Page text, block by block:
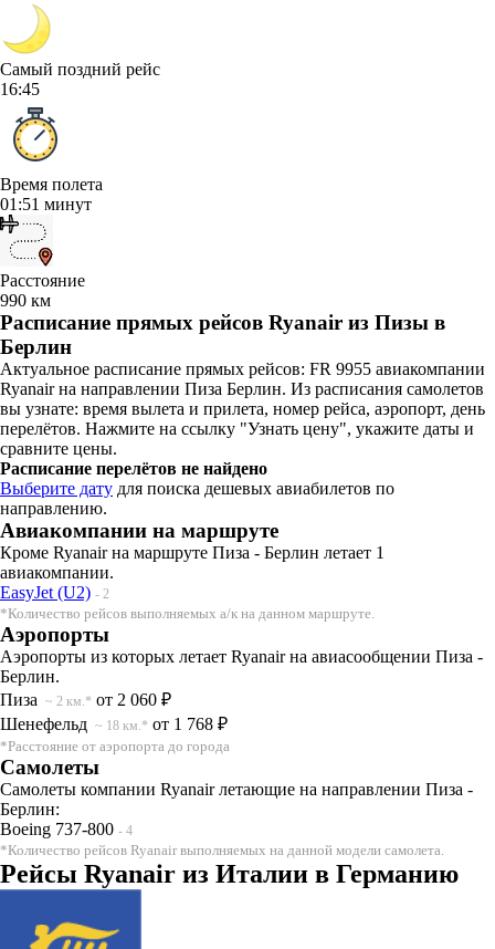
Самый поздний рейс
16:45
Время полета
01:51 минут
Расстояние
990 км
Расписание прямых рейсов Ryanair из Пизы в
Берлин
Актуальное расписание прямых рейсов: FR 9955 авиакомпании
Ryanair на направлении Пиза Берлин. Из расписания самолетов
вы узнате: время вылета и прилета, номер рейса, аэропорт, день
перелётов. Нажмите на ссылку "Узнать цену", укажите даты и
сравните цены.
Расписание перелётов не найдено
Выберите дату для поиска дешевых авиабилетов по
направлению.
Авиакомпании на маршруте
Кроме Ryanair на маршруте Пиза - Берлин летает 1
авиакомпании.
EasyJet (U2) - 2
*Количество рейсов выполняемых а/к на данном маршруте.
Аэропорты
Аэропорты из которых летает Ryanair на авиасообщении Пиза -
Берлин.
Пиза ~ 2 км.* от 2 060 ₽
Шенефельд ~ 18 км.* от 1 768 ₽
*Расстояние от аэропорта до города
Самолеты
Самолеты компании Ryanair летающие на направлении Пиза -
Берлин:
Boeing 737-800 - 4
*Количество рейсов Ryanair выполняемых на данной модели самолета.
Рейсы Ryanair из Италии в Германию